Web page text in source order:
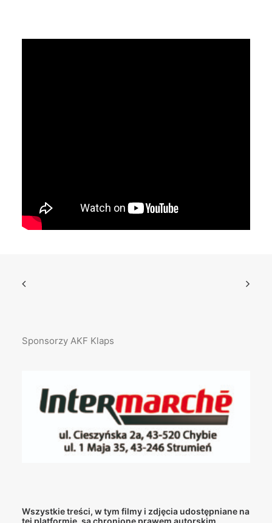
Sponsorzy AKF Klaps
Wszystkie treści, w tym filmy i zdjęcia udostępniane na
tej platformie, są chronione prawem autorskim.